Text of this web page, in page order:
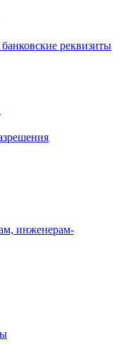
реквизиты
инженерам-